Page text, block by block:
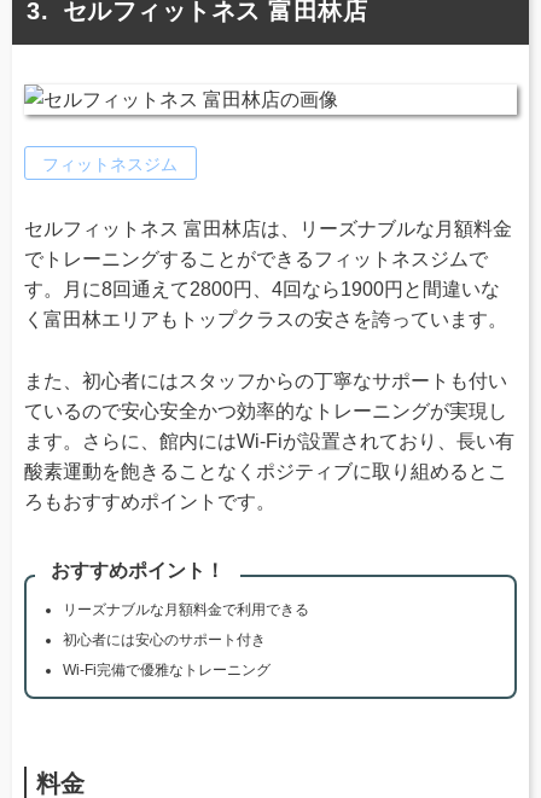
セルフィットネス 富田林店
フィットネスジム
セルフィットネス 富田林店は、リーズナブルな月額料金
でトレーニングすることができるフィットネスジムで
す。月に8回通えて2800円、4回なら1900円と間違いな
く富田林エリアもトップクラスの安さを誇っています。
また、初心者にはスタッフからの丁寧なサポートも付い
ているので安心安全かつ効率的なトレーニングが実現し
ます。さらに、館内にはWi-Fiが設置されており、長い有
酸素運動を飽きることなくポジティブに取り組めるとこ
ろもおすすめポイントです。
おすすめポイント！
リーズナブルな月額料金で利用できる
初心者には安心のサポート付き
Wi-Fi完備で優雅なトレーニング
料金